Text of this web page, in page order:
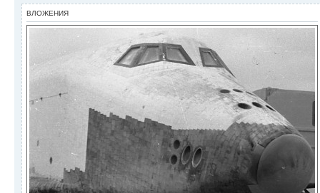
ВЛОЖЕНИЯ